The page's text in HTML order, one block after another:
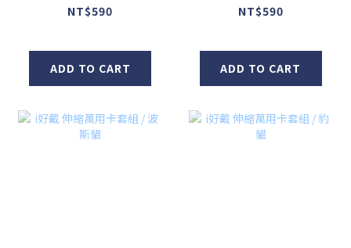
NT$590
ADD TO CART
NT$590
ADD TO CART